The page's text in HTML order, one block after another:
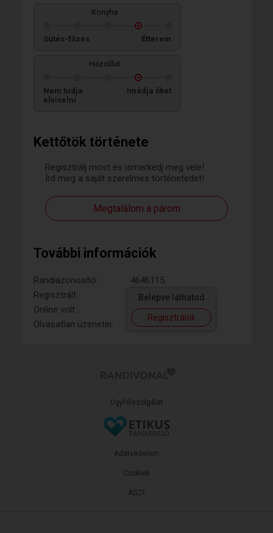
Kettőtök története
Regisztrálj most és ismerkedj meg vele!
Írd meg a saját szerelmes történetedet!
Megtalálom a párom
További információk
Randiazonosító:
4646115
Regisztrált:
Online volt:
Olvasatlan üzenetei:
Belépve láthatod
Regisztrálok
Konyha
Sütés-főzés Étterem
Háziállat
Nem tudja
elviselni
Imádja őket
Ügyfélszolgálat
ÁSZF
Adatvédelem
Cookiek